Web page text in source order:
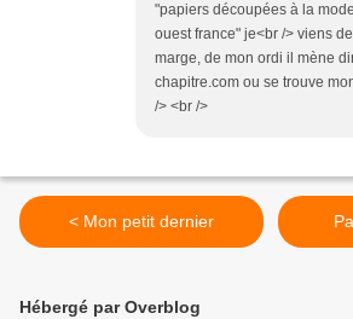
"papiers découpées à la
ouest france" je<br /> viens
marge, de mon ordi il mène
chapitre.com ou se trouve
/> <br />
< Mon petit dernier
Hébergé par Overblog